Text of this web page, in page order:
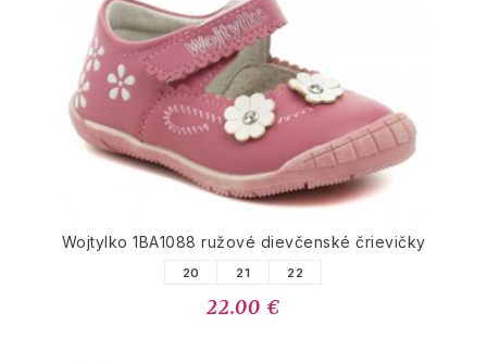
Wojtylko 1BA1088 ružové dievčenské črievičky
20 21 22
22.00 €